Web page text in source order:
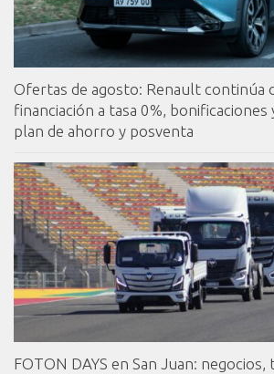
Ofertas de agosto: Renault continúa
financiación a tasa 0%, bonificaciones
plan de ahorro y posventa
FOTON DAYS en San Juan: